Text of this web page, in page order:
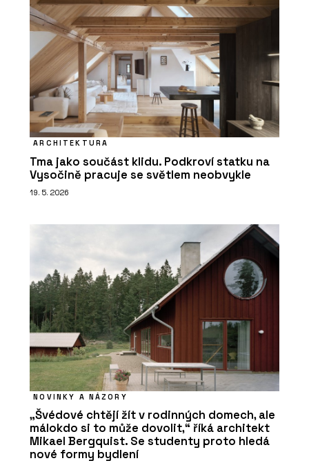
ARCHITEKTURA
Tma jako součást klidu. Podkroví statku na
Vysočině pracuje se světlem neobvykle
19. 5. 2026
NOVINKY A NÁZORY
„Švédové chtějí žít v rodinných domech, ale
málokdo si to může dovolit,“ říká architekt
Mikael Bergquist. Se studenty proto hledá
nové formy bydlení